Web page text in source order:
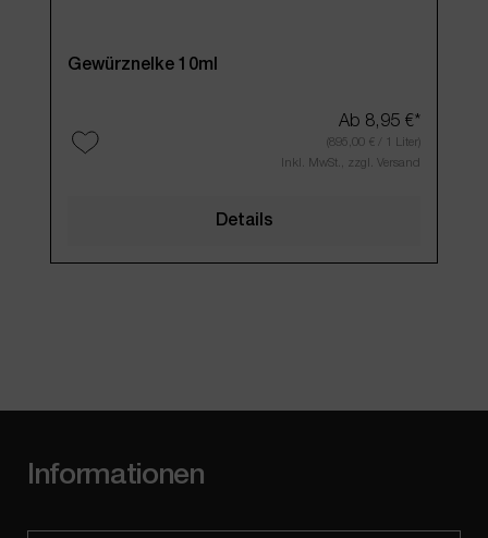
Gewürznelke 10ml
Ab 8,95 €*
(895,00 € / 1 Liter)
Inkl. MwSt., zzgl. Versand
Details
Informationen